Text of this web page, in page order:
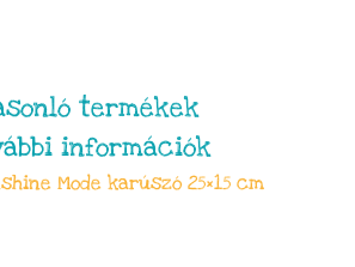
termékek
információk
Mode karúszó 25×15 cm